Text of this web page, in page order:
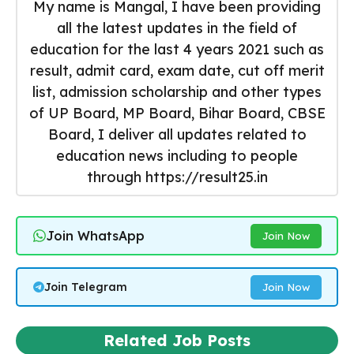
My name is Mangal, I have been providing
all the latest updates in the field of
education for the last 4 years 2021 such as
result, admit card, exam date, cut off merit
list, admission scholarship and other types
of UP Board, MP Board, Bihar Board, CBSE
Board, I deliver all updates related to
education news including to people
through https://result25.in
Join WhatsApp Join Now
Join Telegram Join Now
Related Job Posts